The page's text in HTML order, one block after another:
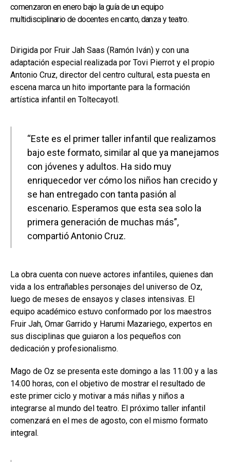
comenzaron en enero bajo la guía de un equipo
multidisciplinario de docentes en canto, danza y teatro.
Dirigida por Fruir Jah Saas (Ramón Iván) y con una
adaptación especial realizada por Tovi Pierrot y el propio
Antonio Cruz, director del centro cultural, esta puesta en
escena marca un hito importante para la formación
artística infantil en Toltecayotl.
“Este es el primer taller infantil que realizamos
bajo este formato, similar al que ya manejamos
con jóvenes y adultos. Ha sido muy
enriquecedor ver cómo los niños han crecido y
se han entregado con tanta pasión al
escenario. Esperamos que esta sea solo la
primera generación de muchas más”,
compartió Antonio Cruz.
La obra cuenta con nueve actores infantiles, quienes dan
vida a los entrañables personajes del universo de Oz,
luego de meses de ensayos y clases intensivas. El
equipo académico estuvo conformado por los maestros
Fruir Jah, Omar Garrido y Harumi Mazariego, expertos en
sus disciplinas que guiaron a los pequeños con
dedicación y profesionalismo.
Mago de Oz se presenta este domingo a las 11:00 y a las
14:00 horas, con el objetivo de mostrar el resultado de
este primer ciclo y motivar a más niñas y niños a
integrarse al mundo del teatro. El próximo taller infantil
comenzará en el mes de agosto, con el mismo formato
integral.